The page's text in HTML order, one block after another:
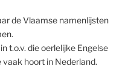
de Vlaamse namenlijsten
t.o.v. die oerlelijke Engelse
hoort in Nederland.